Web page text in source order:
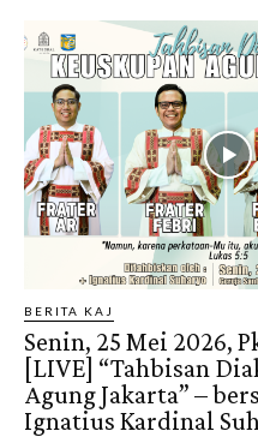
BERITA KAJ
Senin, 25 Mei 2026,
[LIVE] “Tahbisan
Agung Jakarta” –
Ignatius Kardinal